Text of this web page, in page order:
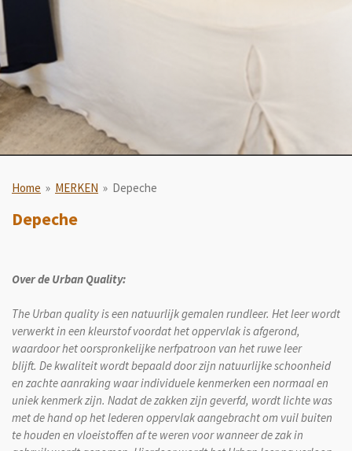
Home » MERKEN » Depeche
Depeche
Over de Urban Quality:
The Urban quality is een natuurlijk gemalen rundleer. Het leer wordt
verwerkt in een kleurstof voordat het oppervlak is afgerond,
waardoor het oorspronkelijke nerfpatroon van het ruwe leer
blijft. De kwaliteit wordt bepaald door zijn natuurlijke schoonheid
en zachte aanraking waar individuele kenmerken een normaal en
uniek kenmerk zijn. Nadat de zakken zijn geverfd, wordt lichte was
met de hand op het lederen oppervlak aangebracht om vuil buiten
te houden en vloeistoffen af te weren voor wanneer de zak in